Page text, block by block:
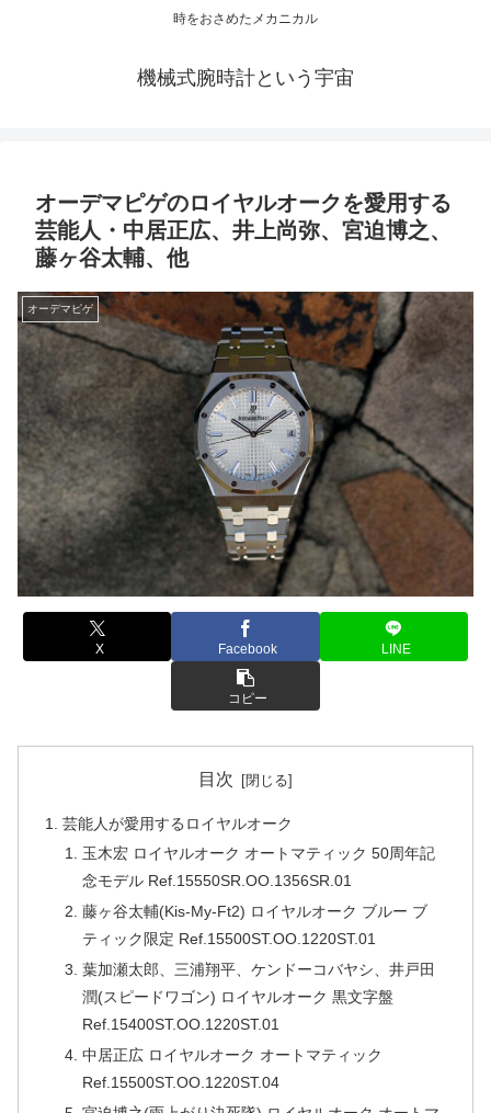
時をおさめたメカニカル
機械式腕時計という宇宙
オーデマピゲのロイヤルオークを愛用する
芸能人・中居正広、井上尚弥、宮迫博之、
藤ヶ谷太輔、他
オーデマピゲ
X Facebook LINE
コピー
目次
芸能人が愛用するロイヤルオーク
玉木宏 ロイヤルオーク オートマティック 50周年記
念モデル Ref.15550SR.OO.1356SR.01
藤ヶ谷太輔(Kis-My-Ft2) ロイヤルオーク ブルー ブ
ティック限定 Ref.15500ST.OO.1220ST.01
葉加瀬太郎、三浦翔平、ケンドーコバヤシ、井戸田
潤(スピードワゴン) ロイヤルオーク 黒文字盤
Ref.15400ST.OO.1220ST.01
中居正広 ロイヤルオーク オートマティック
Ref.15500ST.OO.1220ST.04